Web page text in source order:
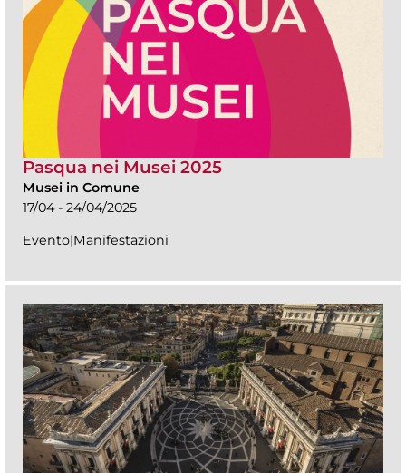
Pasqua nei Musei 2025
Musei in Comune
17/04 - 24/04/2025
Evento|Manifestazioni